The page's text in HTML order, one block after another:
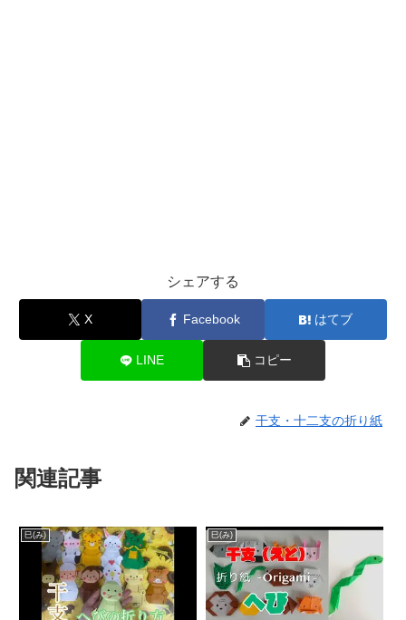
シェアする
X Facebook はてブ
LINE コピー
干支・十二支の折り紙
関連記事
巳(み) 巳(み)